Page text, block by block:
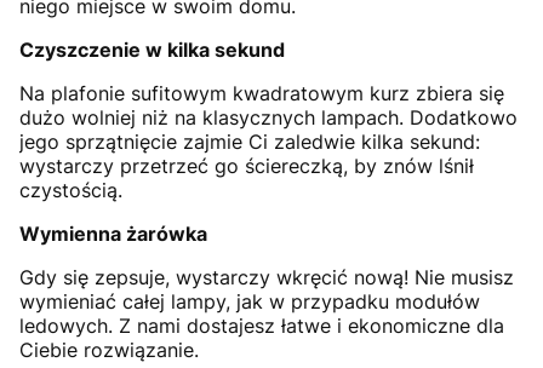
niego miejsce w swoim domu.
Czyszczenie w kilka sekund
Na plafonie sufitowym kwadratowym kurz zbiera się
dużo wolniej niż na klasycznych lampach. Dodatkowo
jego sprzątnięcie zajmie Ci zaledwie kilka sekund:
wystarczy przetrzeć go ściereczką, by znów lśnił
czystością.
Wymienna żarówka
Gdy się zepsuje, wystarczy wkręcić nową! Nie musisz
wymieniać całej lampy, jak w przypadku modułów
ledowych. Z nami dostajesz łatwe i ekonomiczne dla
Ciebie rozwiązanie.